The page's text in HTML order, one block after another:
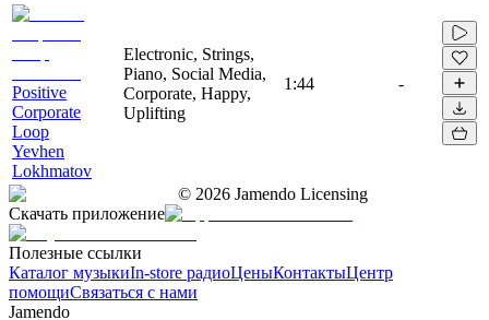
Positive
Corporate
Loop
Yevhen
Lokhmatov
Electronic, Strings,
Piano, Social Media,
Corporate, Happy,
Uplifting
1:44 -
© 2026 Jamendo Licensing
Скачать приложение
Полезные ссылки
Каталог музыкиIn-store радиоЦеныКонтактыЦентр
помощиСвязаться с нами
Jamendo